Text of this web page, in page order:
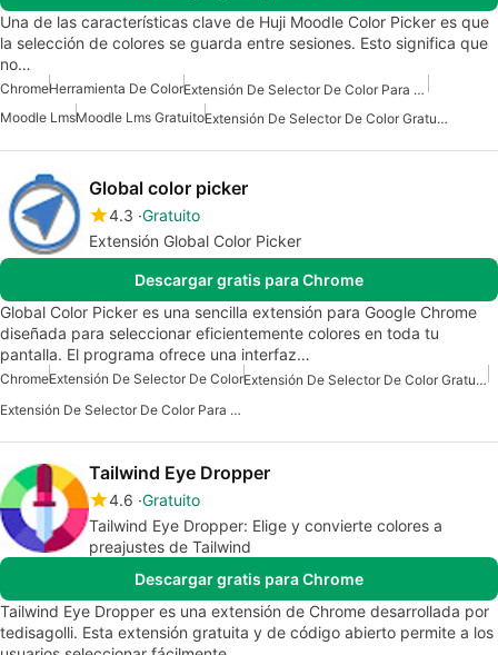
Una de las características clave de Huji Moodle Color Picker es que
la selección de colores se guarda entre sesiones. Esto significa que
no…
ChromeHerramienta De Color
Extensión De Selector De Color Para Chrome
Moodle LmsMoodle Lms Gratuito Extensión De Selector De Color Gratuita
Global color picker
4.3 Gratuito
Extensión Global Color Picker
Descargar gratis para Chrome
Global Color Picker es una sencilla extensión para Google Chrome
diseñada para seleccionar eficientemente colores en toda tu
pantalla. El programa ofrece una interfaz…
ChromeExtensión De Selector De Color
Extensión De Selector De Color Gratuita
Extensión De Selector De Color Para Chrome
Tailwind Eye Dropper
4.6 Gratuito
Tailwind Eye Dropper: Elige y convierte colores a
preajustes de Tailwind
Descargar gratis para Chrome
Tailwind Eye Dropper es una extensión de Chrome desarrollada por
tedisagolli. Esta extensión gratuita y de código abierto permite a los